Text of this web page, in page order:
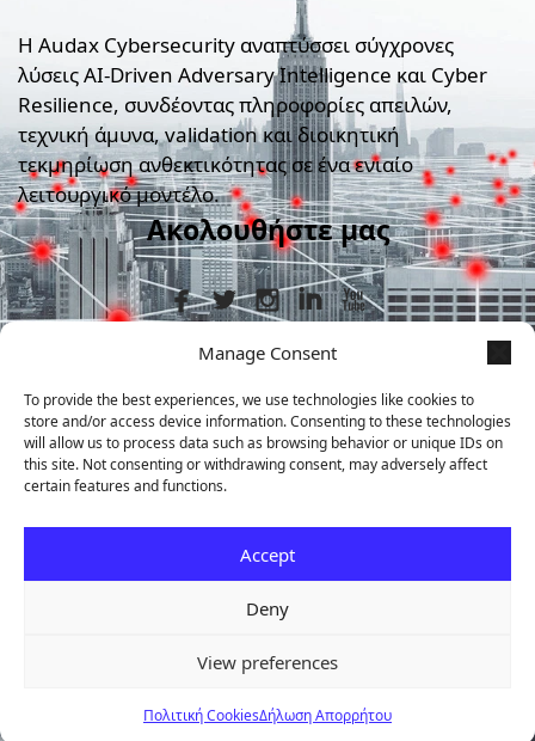
Manage Consent
To provide the best experiences, we use technologies like cookies to
store and/or access device information. Consenting to these technologies
will allow us to process data such as browsing behavior or unique IDs on
this site. Not consenting or withdrawing consent, may adversely affect
certain features and functions.
Accept
Deny
View preferences
Πολιτική CookiesΔήλωση Απορρήτου
Η Audax Cybersecurity αναπτύσσει σύγχρονες
λύσεις AI-Driven Adversary Intelligence και Cyber
Resilience, συνδέοντας πληροφορίες απειλών,
τεχνική άμυνα, validation και διοικητική
τεκμηρίωση ανθεκτικότητας σε ένα ενιαίο
λειτουργικό μοντέλο.
Ακολουθήστε μας
+30 210 9839367
Μεταμορφώσεως 7, Άγιος Δημήτριος,
ΤΚ 17341
info@audax.gr
2026 © Audax Cybersecurity
Email Security
Ζητήστε δωρεάν αξιολόγηση